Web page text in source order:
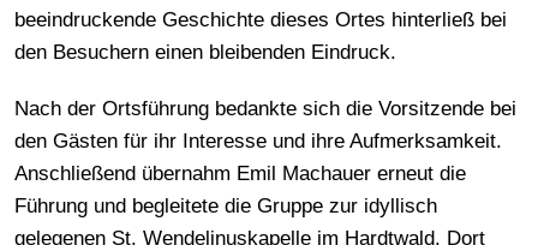
beeindruckende Geschichte dieses Ortes hinterließ bei
den Besuchern einen bleibenden Eindruck.
Nach der Ortsführung bedankte sich die Vorsitzende bei
den Gästen für ihr Interesse und ihre Aufmerksamkeit.
Anschließend übernahm Emil Machauer erneut die
Führung und begleitete die Gruppe zur idyllisch
gelegenen St. Wendelinuskapelle im Hardtwald. Dort